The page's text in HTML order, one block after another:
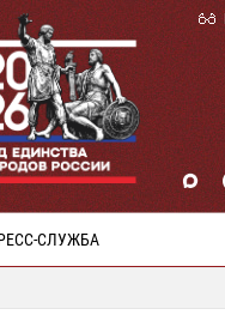
СЛУЖБА